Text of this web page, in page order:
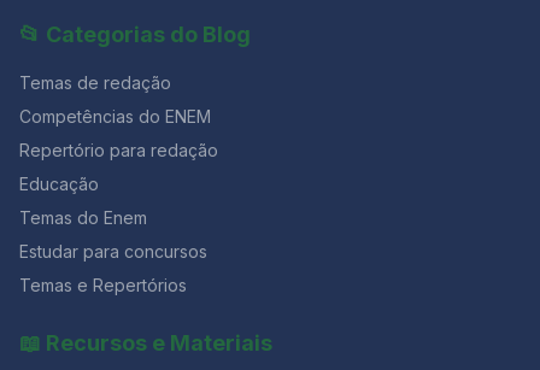
desdobrável.” É curto e tem um sentido profundo.
Decore alguns versos dessas poesias para refletir e
usar na redação! Não custa nada e dá
décimo quarto dia a partir do início do ciclo menstrual.
ovócito secundário estacionado em Metáfase I da
meiose, a qual somente se completará se houver
fecundação. e)O aumento nas taxas de progesterona
e estrógeno durante o ciclo menstrual faz com que a
mucosa uterina sofra descamação, isto é, ocorrendo a
relação à endometriose, analise as assertivas abaixo: I.
Na ausência de tratamento precoce, a endometriose
evolui para doença profunda, assim, aumentando a
sua morbidade. II. O uso dos progestagênios de forma
crescimento endometrial. Portanto, com a consequente
📂 Categorias do Blog
Temas de redação
Competências do ENEM
Repertório para redação
Educação
Temas do Enem
Estudar para concursos
Temas e Repertórios
📖 Recursos e Materiais